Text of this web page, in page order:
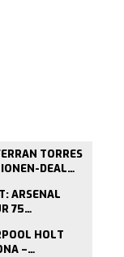
TORRES
DEAL
ARSENAL
75
HOLT
–